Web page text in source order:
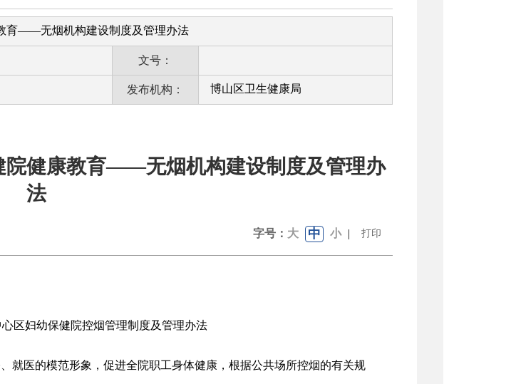
育——无烟机构建设制度及管理办法
文号：
发布机构： 博山区卫生健康局
院健康教育——无烟机构建设制度及管理办
法
字号： 大 中 小 | 打印
区妇幼保健院控烟管理制度及管理办法
就医的模范形象，促进全院职工身体健康，根据公共场所控烟的有关规